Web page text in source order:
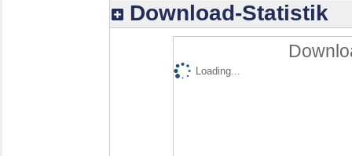
Download-Statistik
Loading...